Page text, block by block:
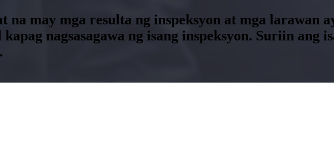
na may mga resulta ng inspeksyon at mga larawan
nagsasagawa ng isang inspeksyon. Suriin ang